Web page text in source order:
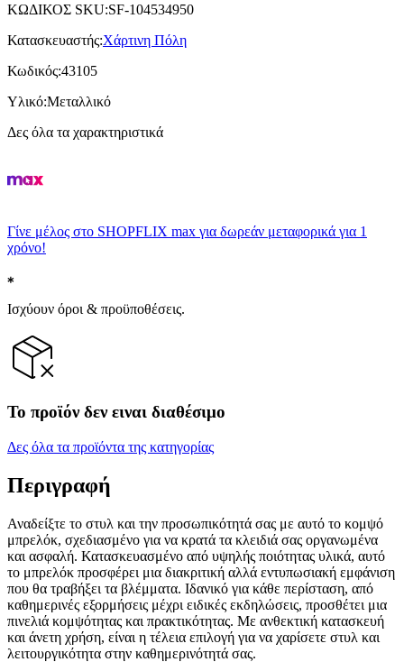
ΚΩΔΙΚΟΣ SKU:SF-104534950
Κατασκευαστής:Χάρτινη Πόλη
Κωδικός:43105
Υλικό:Μεταλλικό
Δες όλα τα χαρακτηριστικά
Γίνε μέλος στο SHOPFLIX max για δωρεάν μεταφορικά για 1
χρόνο!
Ισχύουν όροι & προϋποθέσεις.
Το προϊόν δεν ειναι διαθέσιμο
Δες όλα τα προϊόντα της κατηγορίας
Περιγραφή
Αναδείξτε το στυλ και την προσωπικότητά σας με αυτό το κομψό
μπρελόκ, σχεδιασμένο για να κρατά τα κλειδιά σας οργανωμένα
και ασφαλή. Κατασκευασμένο από υψηλής ποιότητας υλικά, αυτό
το μπρελόκ προσφέρει μια διακριτική αλλά εντυπωσιακή εμφάνιση
που θα τραβήξει τα βλέμματα. Ιδανικό για κάθε περίσταση, από
καθημερινές εξορμήσεις μέχρι ειδικές εκδηλώσεις, προσθέτει μια
πινελιά κομψότητας και πρακτικότητας. Με ανθεκτική κατασκευή
και άνετη χρήση, είναι η τέλεια επιλογή για να χαρίσετε στυλ και
λειτουργικότητα στην καθημερινότητά σας.